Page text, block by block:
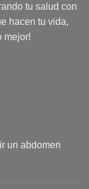
tu salud con
hacen tu vida,
mejor!
un abdomen